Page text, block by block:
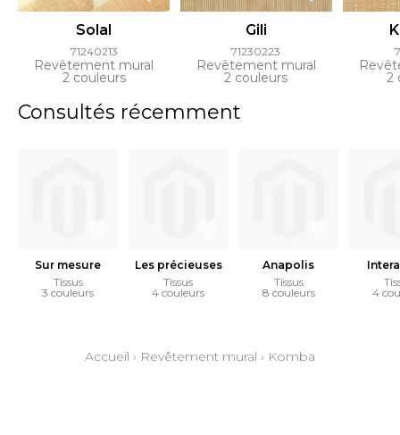
Solal
71240213
Revêtement mural
2 couleurs
Gili
71230223
Revêtement mural
2 couleurs 2
Consultés récemment
Sur mesure
Tissus
3 couleurs
Les précieuses
Tissus
4 couleurs
Anapolis
Tissus
8 couleurs
4
Accueil › Revêtement mural › Komba